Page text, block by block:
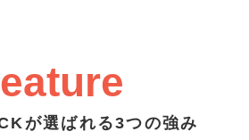
が選ばれる3つの強み